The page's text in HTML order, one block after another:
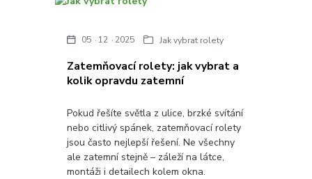
Zatemňovací rolety: jak vybrat a
kolik opravdu zatemní
05 12 2025 Jak vybrat rolety
Pokud řešíte světla z ulice, brzké svítání
nebo citlivý spánek, zatemňovací rolety
jsou často nejlepší řešení. Ne všechny
ale zatemní stejně – záleží na látce,
montáži i detailech kolem okna.